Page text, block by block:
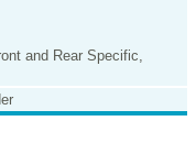
and Rear Specific,